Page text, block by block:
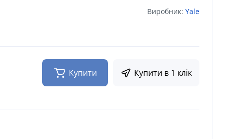
Виробник: Yale
Купити Купити в 1 клік